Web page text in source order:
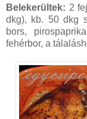
Belekerültek: 2
dkg), kb. 50 dkg
bors,
fehérbor, a